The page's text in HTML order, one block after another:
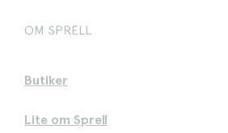
OM SPRELL
Butiker
Lite om Sprell